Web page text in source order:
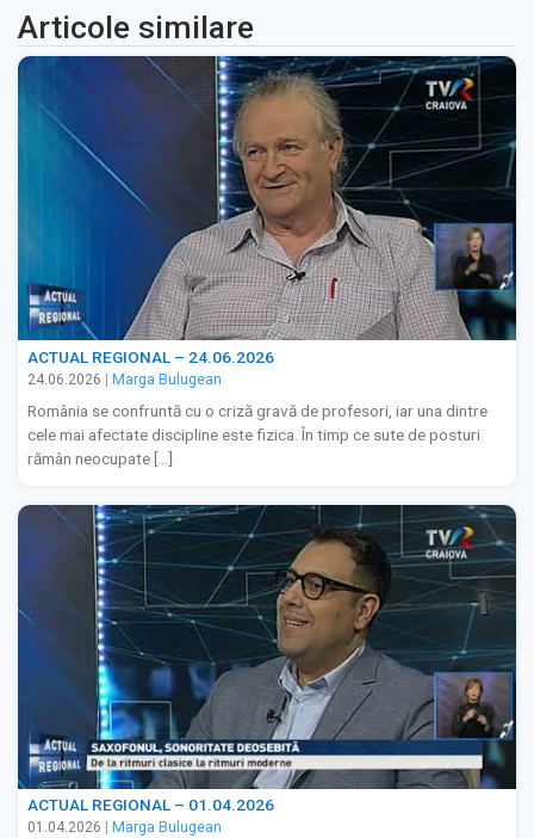
Articole similare
ACTUAL REGIONAL – 24.06.2026
24.06.2026 | Marga Bulugean
România se confruntă cu o criză gravă de profesori, iar una dintre
cele mai afectate discipline este fizica. În timp ce sute de posturi
rămân neocupate […]
ACTUAL REGIONAL – 01.04.2026
01.04.2026 Marga Bulugean